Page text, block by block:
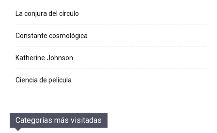
La conjura del círculo
Constante cosmológica
Katherine Johnson
Ciencia de película
Categorías más visitadas